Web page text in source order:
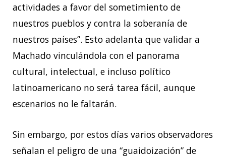
actividades a favor del sometimiento de
nuestros pueblos y contra la soberanía de
nuestros países”. Esto adelanta que validar a
Machado vinculándola con el panorama
cultural, intelectual, e incluso político
latinoamericano no será tarea fácil, aunque
escenarios no le faltarán.
Sin embargo, por estos días varios observadores
señalan el peligro de una “guaidoización” de